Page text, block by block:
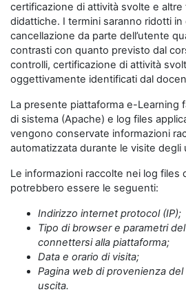
certificazione di attività svolte e altre
didattiche. I termini saranno ridotti
cancellazione da parte dell’utente
contrasti con quanto previsto dal
controlli, certificazione di attività
oggettivamente identificati dal
La presente piattaforma e-Learning
di sistema (Apache) e log files
vengono conservate informazioni
automatizzata durante le visite degli
Le informazioni raccolte nei log files
potrebbero essere le seguenti:
Indirizzo internet protocol (IP);
Tipo di browser e parametri
connettersi alla piattaforma;
Data e orario di visita;
Pagina web di provenienza
uscita.